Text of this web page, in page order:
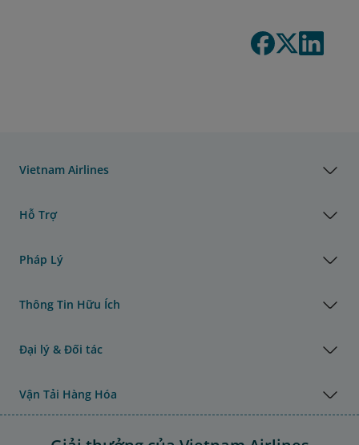
Vietnam Airlines
Hỗ Trợ
Pháp Lý
Thông Tin Hữu Ích
Đại lý & Đối tác
Vận Tải Hàng Hóa